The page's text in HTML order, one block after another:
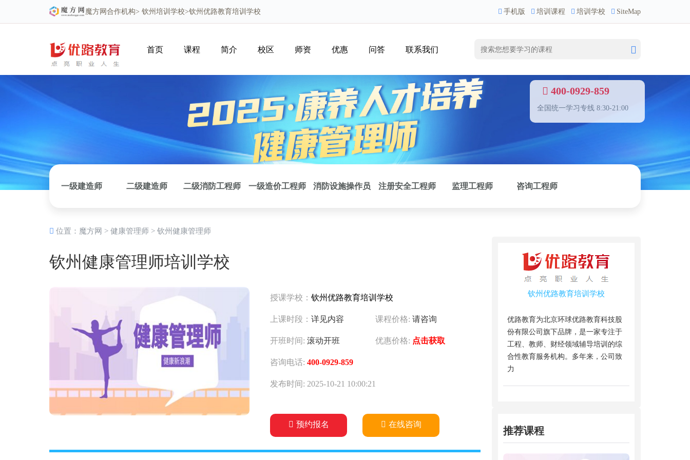
手机版 培训课程 培训学校 SiteMap
魔方网 合作机构> 钦州培训学校>钦州优路教育培训学校
首页 课程 简介 校区 师资 优惠 问答 联系我们
400-0929-859
全国统一学习专线 8:30-21:00
一级建造师 二级建造师 二级消防工程师 一级造价工程师 消防设施操作员 注册安全工程师 监理工程师 咨询工程师
位置： 魔方网 > 健康管理师 > 钦州健康管理师
钦州健康管理师培训学校
授课学校： 钦州优路教育培训学校
上课时段： 详见内容 课程价格: 请咨询
开班时间: 滚动开班 优惠价格: 点击获取
咨询电话: 400-0929-859
发布时间: 2025-10-21 10:00:21
预约报名 在线咨询
钦州优路教育培训学校
优路教育为北京环球优路教育科技股
份有限公司旗下品牌，是一家专注于
工程、教师、财经领域辅导培训的综
合性教育服务机构。多年来，公司致
力
推荐课程